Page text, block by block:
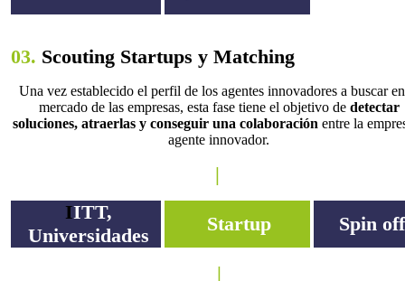
03. Scouting Startups y Matching
Una vez establecido el perfil de los agentes innovadores a buscar
mercado de las empresas, esta fase tiene el objetivo dedetectar
soluciones, atraerlas y conseguir una colaboración entre la
agente innovador.
|
IITT,
Universidades
Startup Spin off
|